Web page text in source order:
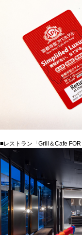
■レストラン「Grill＆Cafe FOR